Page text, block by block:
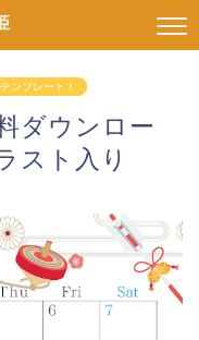
ンプレート！
ダウンロー
スト入り